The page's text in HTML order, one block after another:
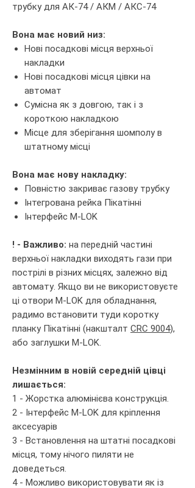
трубку для АК-74 / АКМ / АКС-74
Вона має новий низ:
Нові посадкові місця верхньої
накладки
Нові посадкові місця цівки на
автомат
Сумісна як з довгою, так і з
короткою накладкою
Місце для зберігання шомполу в
штатному місці
Вона має нову накладку:
Повністю закриває газову трубку
Інтегрована рейка Пікатінні
Інтерфейс M-LOK
! - Важливо: на передній частині
верхньої накладки виходять гази при
пострілі в різних місцях, залежно від
автомату. Якщо ви не використовуєте
ці отвори M-LOK для обладнання,
радимо встановити туди коротку
планку Пікатінні (накшталт CRC 9004),
або заглушки M-LOK.
Незмінним в новій середній цівці
лишається:
1 - Жорстка алюмінієва конструкція.
2 - Інтерфейс M-LOK для кріплення
аксесуарів
3 - Встановлення на штатні посадкові
місця, тому нічого пиляти не
доведеться.
4 - Можливо використовувати як із